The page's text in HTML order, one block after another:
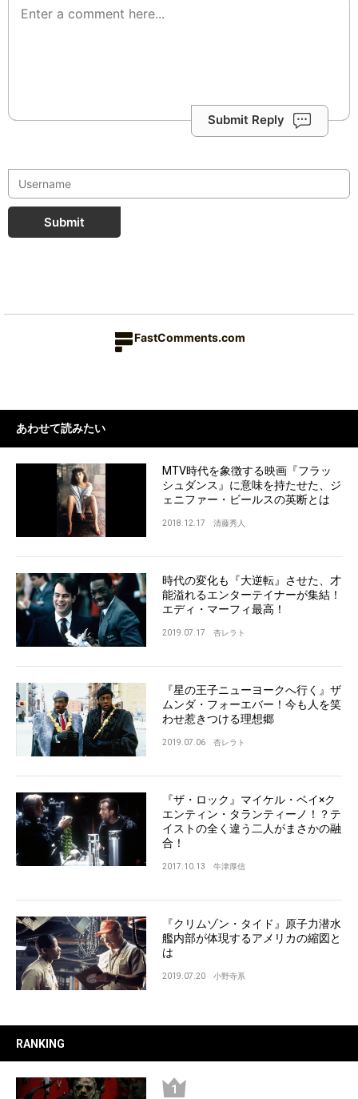
Submit Reply
Submit
FastComments.com
あわせて読みたい
MTV時代を象徴する映画『フラッ
シュダンス』に意味を持たせた、ジ
ェニファー・ビールスの英断とは
2018.12.17 清藤秀人
時代の変化も『大逆転』させた、才
能溢れるエンターテイナーが集結！
エディ・マーフィ最高！
2019.07.17 杏レラト
『星の王子ニューヨークへ行く』ザ
ムンダ・フォーエバー！今も人を笑
わせ惹きつける理想郷
2019.07.06 杏レラト
『ザ・ロック』マイケル・ベイ×ク
エンティン・タランティーノ！？テ
イストの全く違う二人がまさかの融
合！
2017.10.13 牛津厚信
『クリムゾン・タイド』原子力潜水
艦内部が体現するアメリカの縮図と
は
2019.07.20 小野寺系
RANKING